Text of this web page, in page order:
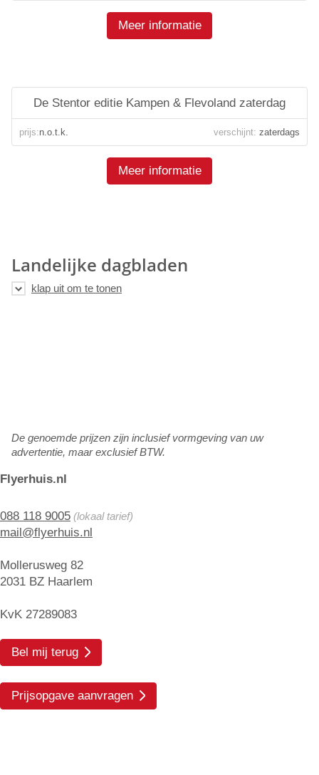
Flyerhuis.nl
088 118 9005 (lokaal tarief)
mail@flyerhuis.nl
Mollerusweg 82
2031 BZ Haarlem
KvK 27289083
Bel mij terug
Prijsopgave aanvragen
Meer informatie
De Stentor editie Kampen & Flevoland zaterdag
prijs:n.o.t.k. verschijnt: zaterdags
Meer informatie
Landelijke dagbladen
De genoemde prijzen zijn inclusief vormgeving van uw
advertentie, maar exclusief BTW.